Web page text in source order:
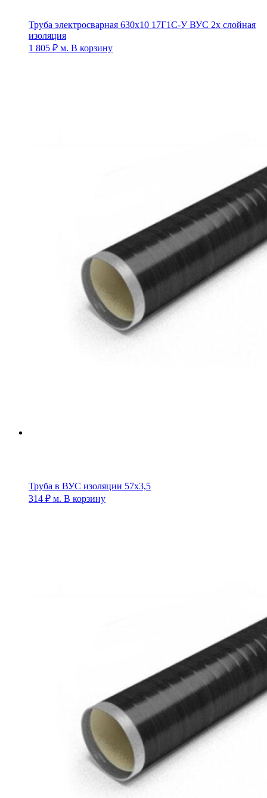
Труба электросварная 630х10 17Г1С-У ВУС 2х слойная
изоляция
1 805 ₽ м. В корзину
Труба в ВУС изоляции 57х3,5
314 ₽ м. В корзину